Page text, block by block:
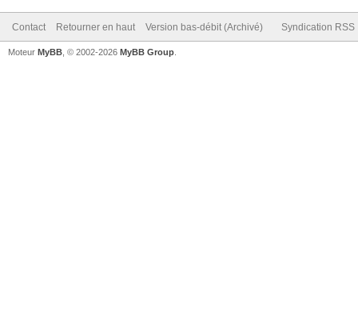
Contact Retourner en haut Version bas-débit (Archivé) Syndication RSS
Moteur MyBB , © 2002-2026 MyBB Group